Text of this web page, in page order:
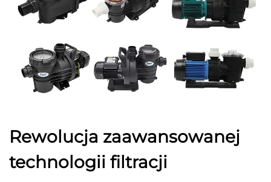
Rewolucja zaawansowanej
technologii filtracji